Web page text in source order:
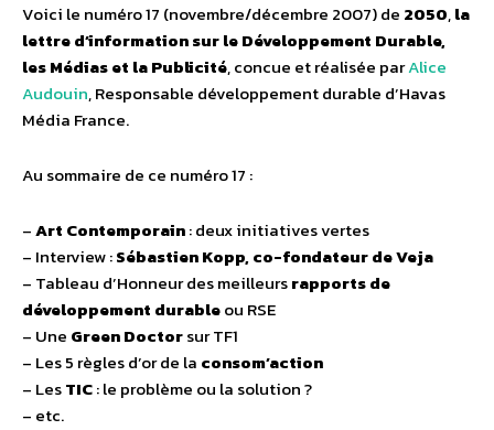
Voici le numéro 17 (novembre/décembre 2007) de 2050,la
lettre d’information sur le Développement Durable,
les Médias et la Publicité, concue et réalisée parAlice
Audouin, Responsable développement durable d’Havas
Média France.
Au sommaire de ce numéro 17 :
–Art Contemporain: deux initiatives vertes
– Interview :Sébastien Kopp, co-fondateur de Veja
– Tableau d’Honneur des meilleursrapports de
développement durableou RSE
– Une Green Doctorsur TF1
– Les 5 règles d’or de la consom’action
– LesTIC: le problème ou la solution ?
– etc.